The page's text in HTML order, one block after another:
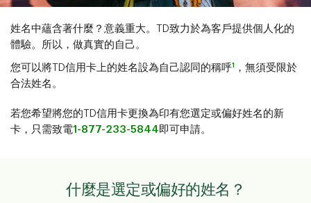
姓名中蘊含著什麼？意義重大。TD致力於為客戶提供個人化的
體驗。所以，做真實的自己。
您可以將TD信用卡上的姓名設為自己認同的稱呼1
，無須受限於
合法姓名。
若您希望將您的TD信用卡更換為印有您選定或偏好姓名的新
卡，只需致電1-877-233-5844即可申請。
什麼是選定或偏好的姓名？